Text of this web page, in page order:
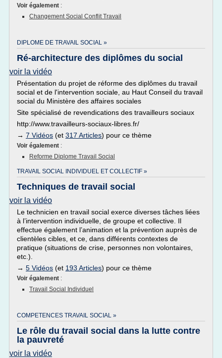
Voir également :
Changement Social Conflit Travail
DIPLOME DE TRAVAIL SOCIAL »
Ré-architecture des diplômes du social
voir la vidéo
Présentation du projet de réforme des diplômes du travail
social et de l'intervention sociale, au Haut Conseil du travail
social du Ministère des affaires sociales
Site spécialisé de revendications des travailleurs sociaux
http://www.travailleurs-sociaux-libres.fr/
→ 7 Vidéos (et 317 Articles) pour ce thème
Voir également :
Reforme Diplome Travail Social
TRAVAIL SOCIAL INDIVIDUEL ET COLLECTIF »
Techniques de travail social
voir la vidéo
Le technicien en travail social exerce diverses tâches liées
à l’intervention individuelle, de groupe et collective. Il
effectue également l’animation et la prévention auprès de
clientèles cibles, et ce, dans différents contextes de
pratique (situations de crise, personnes non volontaires,
etc.).
→ 5 Vidéos (et 193 Articles) pour ce thème
Voir également :
Travail Social Individuel
COMPETENCES TRAVAIL SOCIAL »
Le rôle du travail social dans la lutte contre
la pauvreté
voir la vidéo